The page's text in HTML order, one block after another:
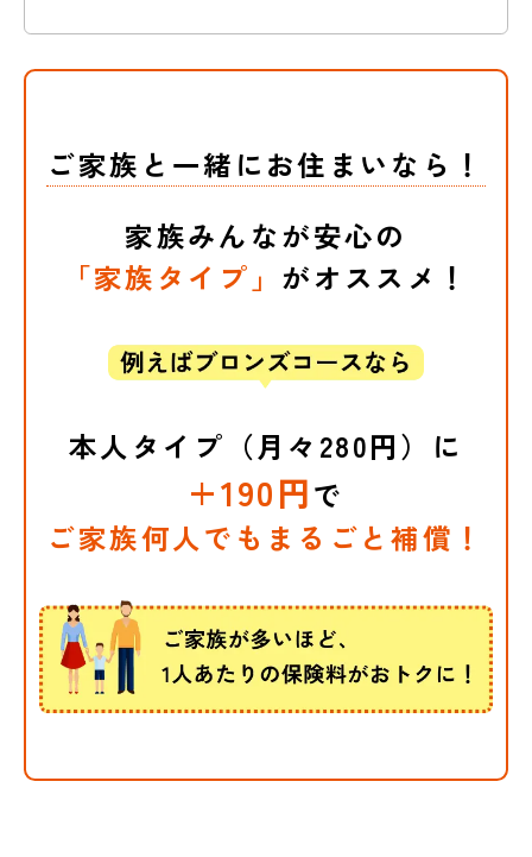
代わって、au損保が相手側と解決に
向けて交渉するサービスです。
場合など、示談代行をお引受けできない場
合もあります。
なお、詳細はご契約のしおり（普通保険約
款・特約集）をご確認ください。
補償内容はこちら
を外してご契約することも可能です。お申込
み手続き画面のコース選択でお選びいただけ
個人賠償責任補償を外してご契約の
場合、示談代行サービス（賠償事故解決特
約）も対象外となります。
ケガでお支払いできる
保険金と補償内容
死亡保険金・
後遺障害保険金
補償内容
自転車で追突され、弁護士に
相手に賠償してもらえず、弁
護士に相談した
他人に自転車で追突されケガをした
償をしてくれない。交渉にも応じて
くれないため、訴訟が可能か弁護士
に相談した。
補償内容はこちら
弁護士費用等補償
ご家族と一緒にお住まいなら！
家族みんなが安心の
「家族タイプ」 がオススメ！
本人タイプ（月々280円）に
+190円で
ご家族何人でもまるごと補償！